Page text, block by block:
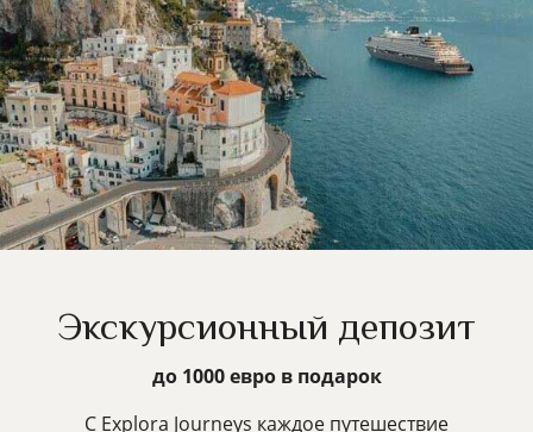
Экскурсионный депозит
до 1000 евро в подарок
С Explora Journeys каждое путешествие